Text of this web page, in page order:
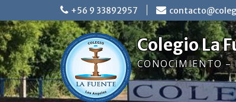
to
content
+56 9 33892957
Colegio La
CONOCIMIENTO –